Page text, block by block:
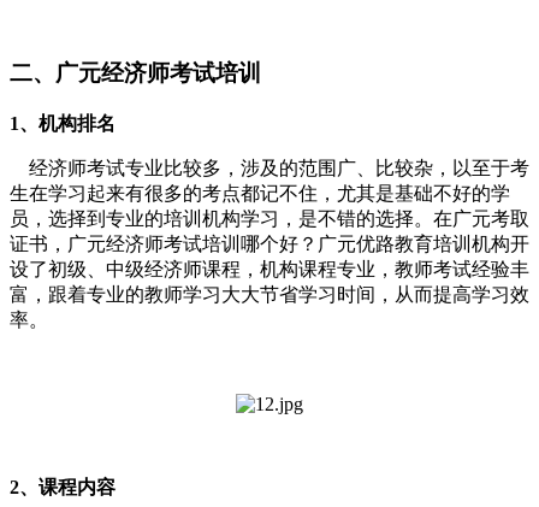
二、广元经济师考试培训
1、机构排名
经济师考试专业比较多，涉及的范围广、比较杂，以至于考
生在学习起来有很多的考点都记不住，尤其是基础不好的学
员，选择到专业的培训机构学习，是不错的选择。在广元考取
证书，广元经济师考试培训哪个好？广元优路教育培训机构开
设了初级、中级经济师课程，机构课程专业，教师考试经验丰
富，跟着专业的教师学习大大节省学习时间，从而提高学习效
率。
2、课程内容